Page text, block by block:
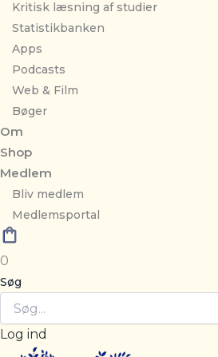
Kritisk læsning af studier
Statistikbanken
Apps
Podcasts
Web & Film
Bøger
Om
Shop
Medlem
Bliv medlem
Medlemsportal
0
Søg
Log ind